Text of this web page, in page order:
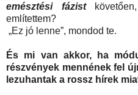
emésztési fázist
említettem?
„Ez jó lenne”, mondod te.
És mi van akkor, ha
részvények mennének fel
lezuhantak a rossz hírek